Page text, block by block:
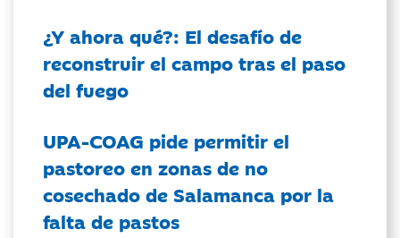
¿Y ahora qué?: El desafío de
reconstruir el campo tras el paso
del fuego
UPA-COAG pide permitir el
pastoreo en zonas de no
cosechado de Salamanca por la
falta de pastos